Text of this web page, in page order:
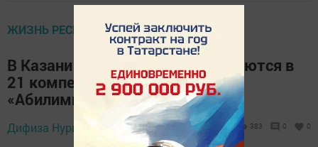
ЖИЗНЬ РЕСПУБЛИКИ
В Казани ветераны СВО соревнуются в
21 компетенции на чемпионате
«Абилимпикс»
Дифиза Нуриева, 26 июня 2026 - 15:51 383 0 0